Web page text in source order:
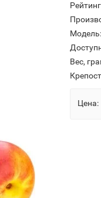
Модель:
Вес,
Цена: